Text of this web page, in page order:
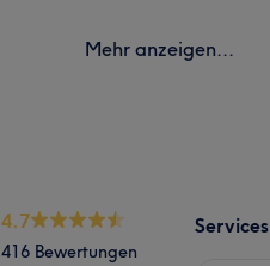
Mehr anzeigen...
4.7
416 Bewertungen
Services